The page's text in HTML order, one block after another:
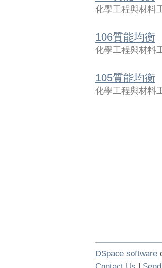
化學工程與材料
106質能均衡
化學工程與材料
105質能均衡
化學工程與材料
DSpace software